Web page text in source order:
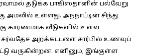
தடுக்க பாகிஸ்தானின் பல்வேறு
அமலில் உள்ளது. அந்நாட்டின் சிந்து
காரணமாக வீடுகளில் உள்ள
அறக்கட்டளை சார்பில் உணவுப்
வருகின்றன. எனினும், இங்குள்ள